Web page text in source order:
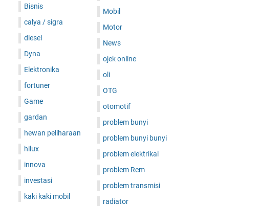
Bisnis
calya / sigra
diesel
Dyna
Elektronika
fortuner
Game
gardan
hewan peliharaan
hilux
innova
investasi
kaki kaki mobil
Mobil
Motor
News
ojek online
oli
OTG
otomotif
problem bunyi
problem bunyi bunyi
problem elektrikal
problem Rem
problem transmisi
radiator